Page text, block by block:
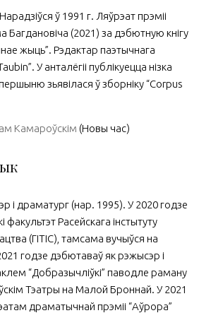
ў 1991 г. Ляўрэат прэміі
Багдановіча (2021) за дэбютную кнігу
жыць”. Рэдактар паэтычнага
У анталёгіі публікуецца нізка
зьявілася ў зборніку “Corpus
Камароўскім (Новы час)
і драматург (нар. 1995). У 2020 годзе
факультэт Расейскага ін­с­ты­туту
(ГІТІС), тамса­ма вучыўся на
годзе дэ­бю­таваў як рэжысэр і
“Доб­разычліўкі” паводле раману
Тэатры на Малой Броннай. У 2021
драматычнай прэміі “Аў­ро­ра”